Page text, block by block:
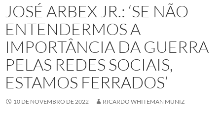
JOSÉ ARBEX JR.: ‘SE NÃO
ENTENDERMOS A
IMPORTÂNCIA DA GUERRA
PELAS REDES SOCIAIS,
ESTAMOS FERRADOS’
10 DE NOVEMBRO DE 2022 RICARDO WHITEMAN MUNIZ